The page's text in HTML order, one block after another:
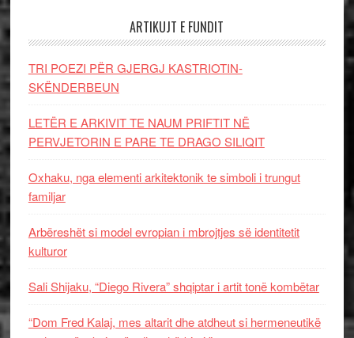
ARTIKUJT E FUNDIT
TRI POEZI PËR GJERGJ KASTRIOTIN-
SKËNDERBEUN
LETËR E ARKIVIT TE NAUM PRIFTIT NË
PERVJETORIN E PARE TE DRAGO SILIQIT
Oxhaku, nga elementi arkitektonik te simboli i trungut
familjar
Arbëreshët si model evropian i mbrojtjes së identitetit
kulturor
Sali Shijaku, “Diego Rivera” shqiptar i artit tonë kombëtar
“Dom Fred Kalaj, mes altarit dhe atdheut si hermeneutikë